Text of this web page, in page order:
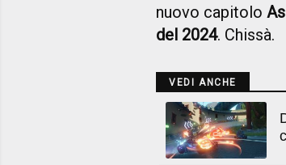
nuovo capitolo
del 2024. Chissà.
VEDI ANCHE